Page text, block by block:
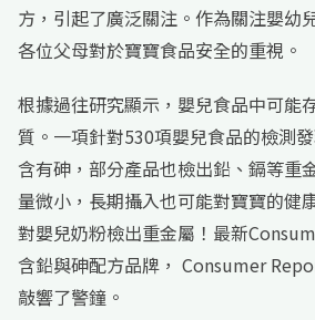
方，引起了廣泛關注。作為關注嬰幼
各位父母對於寶寶食品安全的重視。
根據過往研究顯示，嬰兒食品中可能
質。一項針對530項嬰兒食品的檢測
含有砷，部分產品也檢出鉛、鎘等重
量微小，長期攝入也可能對寶寶的健
對嬰兒奶粉檢出重金屬！最新
含鉛與砷配方品牌， Consumer
敲響了警鐘。